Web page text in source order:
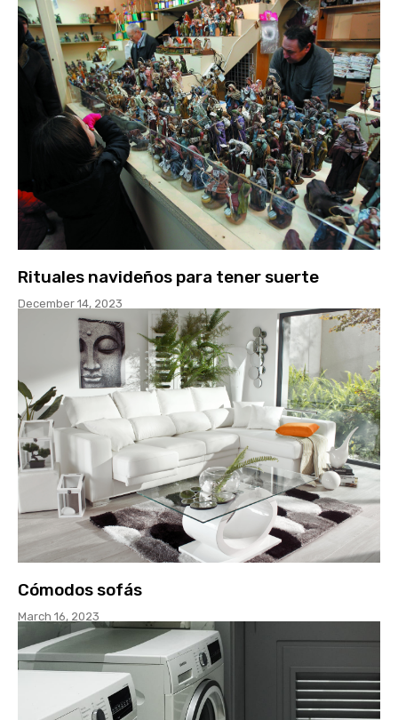
Rituales navideños para tener suerte
December 14, 2023
Cómodos sofás
March 16, 2023